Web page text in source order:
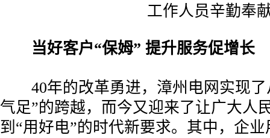
工作人员辛勤奉
当好客户“保姆” 提升服务促增长
40年的改革勇进，漳州电网实现了
气足”的跨越，而今又迎来了让广大人
到“用好电”的时代新要求。其中，企